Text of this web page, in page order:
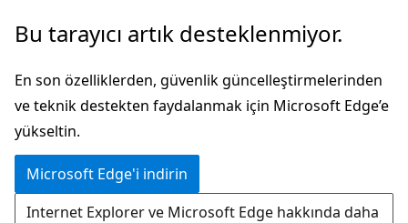
Ana
atla
Bu tarayıcı artık desteklenmiyor.
En son özelliklerden, güvenlik güncelleştirmelerinden
ve teknik destekten faydalanmak için Microsoft Edge’e
yükseltin.
Microsoft Edge'i indirin
Internet Explorer ve Microsoft Edge hakkında daha